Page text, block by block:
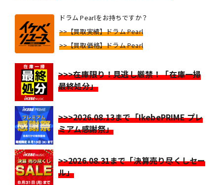
ドラム Pearlをお持ちですか？
>>【買取実績】ドラム Pearl
>>【買取価格】ドラム Pearl
>>>在庫限り！見逃し厳禁！「在庫一掃
最終処分」
>>>2026.08.13まで「IkebePRIME プレ
ミアム感謝祭」
>>2026.08.31まで「決算売り尽くしセー
ル」